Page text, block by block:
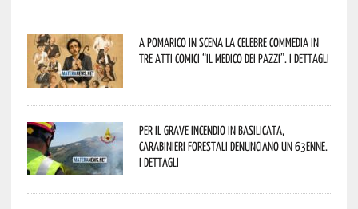
A Pomarico in scena la celebre commedia in
tre atti comici “Il medico dei pazzi”. I dettagli
Per il grave incendio in Basilicata,
Carabinieri forestali denunciano un 63enne.
I dettagli